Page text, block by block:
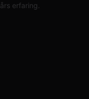
erfaring.